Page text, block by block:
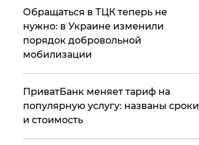
Обращаться в ТЦК теперь не
нужно: в Украине изменили
порядок добровольной
мобилизации
ПриватБанк меняет тариф на
популярную услугу: названы сроки
и стоимость